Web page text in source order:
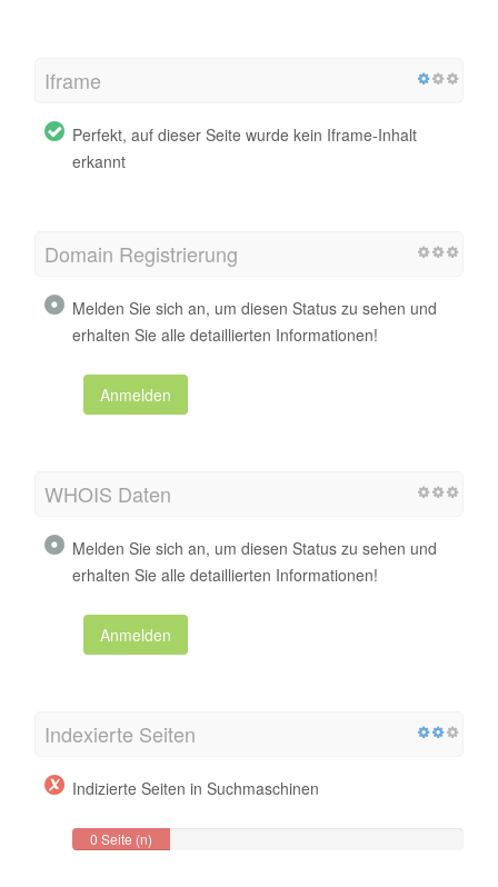
Iframe
Perfekt, auf dieser Seite wurde kein Iframe-Inhalt
erkannt
Domain Registrierung
Melden Sie sich an, um diesen Status zu sehen und
erhalten Sie alle detaillierten Informationen!
Anmelden
WHOIS Daten
Melden Sie sich an, um diesen Status zu sehen und
erhalten Sie alle detaillierten Informationen!
Anmelden
Indexierte Seiten
Indizierte Seiten in Suchmaschinen
0 Seite (n)